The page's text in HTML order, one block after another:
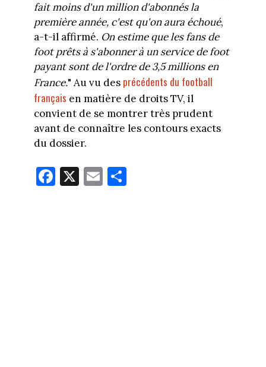
fait moins d'un million d'abonnés la
première année, c'est qu'on aura échoué,
a-t-il affirmé. On estime que les fans de
foot prêts à s'abonner à un service de foot
payant sont de l'ordre de 3,5 millions en
France." Au vu des précédents du football
français en matière de droits TV, il
convient de se montrer très prudent
avant de connaître les contours exacts
du dossier.
Fa
ce
X E
m
Pa
rt